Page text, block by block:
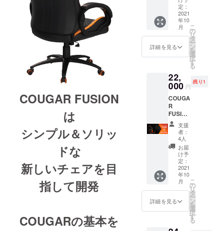
COUGAR FUSION
は
シンプル＆ソリッ
ドな
新しいチェアを目
指して開発
COUGARの基本を
Cougar
Fusion
定：
2021
年10
月
詳細を見る
こ
の
リ
タ
ー
ン
を
選
択
す
る
22,
000 円
残り1
COUGA
R
FUSION
CAMPF
IRE限
¥5000-
OFF!!C
ougar
Fusion
Black
支援
者：
4人
お届
け予
定：
2021
年10
月
詳細を見る
こ
の
リ
タ
ー
ン
を
選
択
す
る